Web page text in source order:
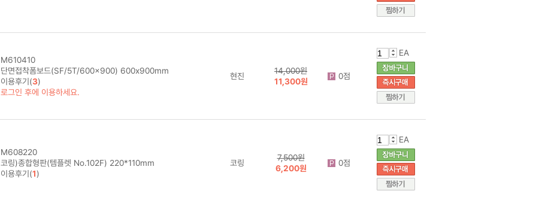
M610410
단면접착폼보드(SF/5T/600x900) 600x900mm
이용후기(3)
로그인 후에 이용하세요.
현진
14,000원
11,300원
0점
EA
M608220
코링)종합형판(템플렛 No.102F) 220*110mm
이용후기(1)
코링
7,500원
6,200원
0점
EA